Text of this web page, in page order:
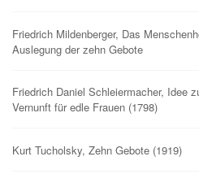
Friedrich Mildenberger, Das
Auslegung der zehn Gebote
Friedrich Daniel Schleiermacher, Idee
Vernunft für edle Frauen (1798)
Kurt Tucholsky, Zehn Gebote (1919)